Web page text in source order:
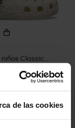
de las cookies
Classic...